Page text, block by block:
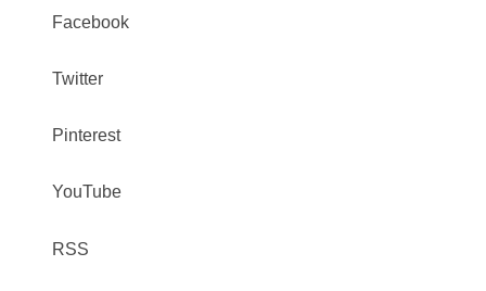
Facebook
Twitter
Pinterest
YouTube
RSS